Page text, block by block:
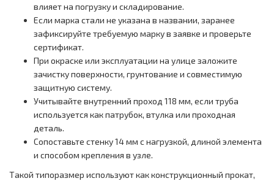
влияет на погрузку и складирование.
Если марка стали не указана в названии, заранее
зафиксируйте требуемую марку в заявке и проверьте
сертификат.
При окраске или эксплуатации на улице заложите
зачистку поверхности, грунтование и совместимую
защитную систему.
Учитывайте внутренний проход 118 мм, если труба
используется как патрубок, втулка или проходная
деталь.
Сопоставьте стенку 14 мм с нагрузкой, длиной элемента
и способом крепления в узле.
Такой типоразмер используют как конструкционный прокат,